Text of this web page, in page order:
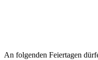
An folgenden Feiertagen